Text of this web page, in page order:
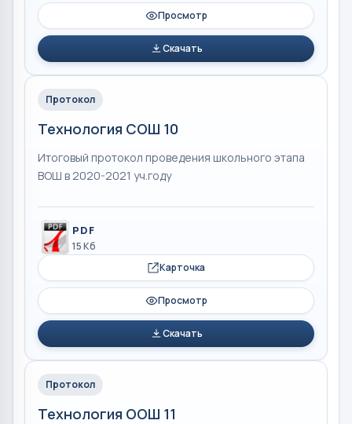
Просмотр
Скачать
Протокол
Технология СОШ 10
Итоговый протокол проведения школьного этапа
ВОШ в 2020-2021 уч.году
PDF
15 Кб
Карточка
Просмотр
Скачать
Протокол
Технология ООШ 11